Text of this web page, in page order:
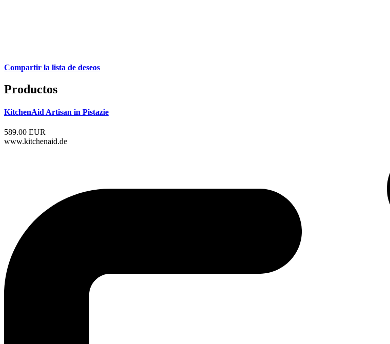
Compartir la lista de deseos
Productos
KitchenAid Artisan in Pistazie
589.00 EUR
www.kitchenaid.de